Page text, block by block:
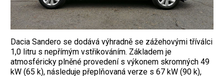
Dacia Sandero se dodává výhradně se zážehovými tříválci
1,0 litru s nepřímým vstřikováním. Základem je
atmosféricky plněné provedení s výkonem skromných 49
kW (65 k), následuje přeplňovaná verze s 67 kW (90 k),